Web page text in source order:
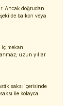
Ancak doğrudan
balkon veya
iç mekan
uzun yıllar
saksı içerisinde
ile kolayca